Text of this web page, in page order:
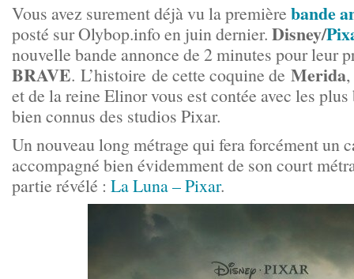
Vous avez surement déjà vu la première bande
posté sur Olybop.info en juin dernier. Disney/
nouvelle bande annonce de 2 minutes pour leur
BRAVE. L’histoire de cette coquine de Merida
et de la reine Elinor vous est contée avec les
bien connus des studios Pixar.
Un nouveau long métrage qui fera forcément un
accompagné bien évidemment de son court
partie révélé : La Luna – Pixar.